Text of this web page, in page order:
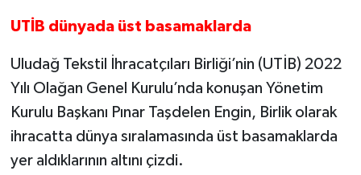
UTİB dünyada üst basamaklarda
Uludağ Tekstil İhra­catçıları Birliği’nin (UTİB) 2022
Yılı Olağan Genel Kurulu’nda ko­nuşan Yönetim
Kurulu Başkanı Pınar Taşdelen Engin, Birlik olarak
ih­racatta dünya sıralama­sında üst basamaklarda
yer aldıklarının altını çizdi.